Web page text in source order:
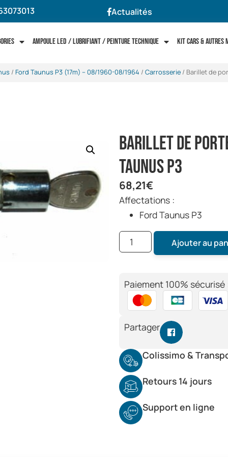
Actualités
Ampoule LED / Lubrifiant / Peinture technique Kit cars & autres
/ Ford Taunus P3 (17m) -- 08/1960-08/1964 / Carrosserie / Barillet de
Barillet de
Taunus P3
68,21€
Affectations :
Ford Taunus P3
Ajouter au
Paiement 100% sécurisé
Partager
Colissimo &
Retours 14 jours
Support en ligne